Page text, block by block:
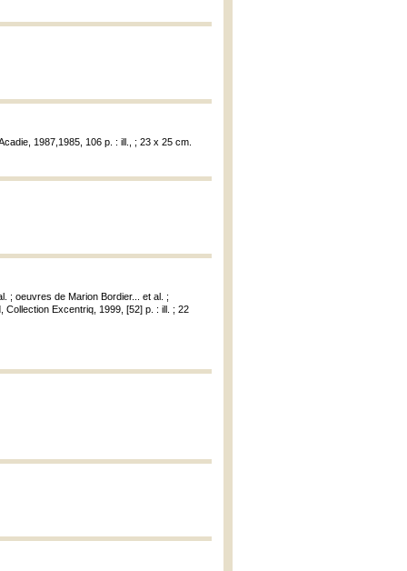
1987,1985, 106 p. : ill., ; 23 x 25 cm.
; oeuvres de Marion Bordier... et al. ;
Collection Excentriq, 1999, [52] p. : ill. ; 22